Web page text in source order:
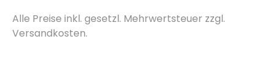
Alle Preise inkl. gesetzl. Mehrwertsteuer zzgl.
Versandkosten.